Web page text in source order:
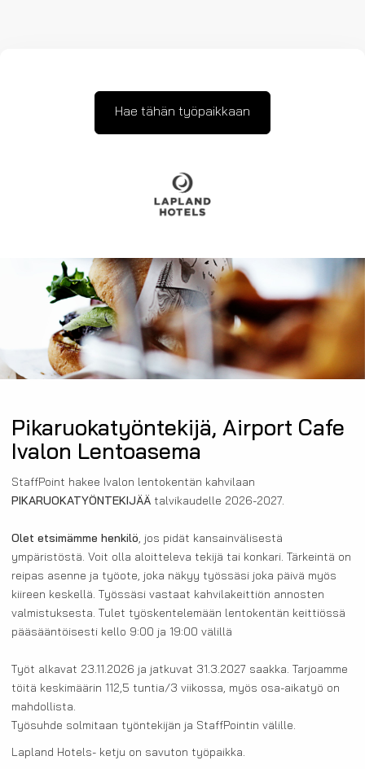
Hae tähän työpaikkaan
Pikaruokatyöntekijä, Airport Cafe
Ivalon Lentoasema
StaffPoint hakee Ivalon lentokentän kahvilaan
PIKARUOKATYÖNTEKIJÄÄ talvikaudelle 2026-2027.
Olet etsimämme henkilö, jos pidät kansainvälisestä
ympäristöstä. Voit olla aloitteleva tekijä tai konkari. Tärkeintä on
reipas asenne ja työote, joka näkyy työssäsi joka päivä myös
kiireen keskellä. Työssäsi vastaat kahvilakeittiön annosten
valmistuksesta. Tulet työskentelemään lentokentän keittiössä
pääsääntöisesti kello 9:00 ja 19:00 välillä
Työt alkavat 23.11.2026 ja jatkuvat 31.3.2027 saakka. Tarjoamme
töitä keskimäärin 112,5 tuntia/3 viikossa, myös osa-aikatyö on
mahdollista.
Työsuhde solmitaan työntekijän ja StaffPointin välille.
Lapland Hotels- ketju on savuton työpaikka.